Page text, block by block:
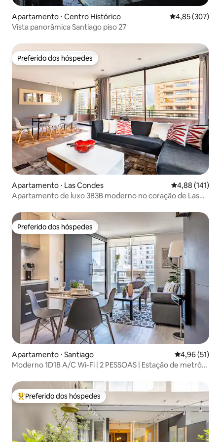
Apartamento ⋅ Centro Histórico 4,85 de uma
4,85 (307)
Vista panorâmica Santiago piso 27
Preferido dos hóspedes
Preferido dos hóspedes
Apartamento ⋅ Las Condes 4,88 de uma
4,88 (141)
Apartamento de luxo 3B3B moderno no coração de Las
Preferido dos hóspedes
Preferido dos hóspedes
Apartamento ⋅ Santiago 4,96 de uma
4,96 (51)
Moderno 1D1B A/C Wi-Fi | 2 PESSOAS | Estação de metrô
Entre os melhores preferidos dos hóspedes
Preferido dos hóspedes